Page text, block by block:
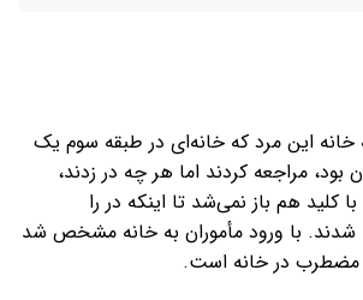
خانه این مرد که خانه‌ای در طبقه سوم یک
بود، مراجعه کردند اما هر چه در زدند،
کلید هم باز نمی‌شد تا اینکه در را
شدند. با ورود مأموران به خانه مشخص شد
مضطرب در خانه است.